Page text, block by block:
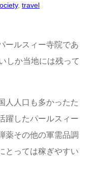
, travel
ールスィー寺院であ
しか当地には残って
人人口も多かったた
躍したパールスィー
薬その他の軍需品調
とっては稼ぎやすい